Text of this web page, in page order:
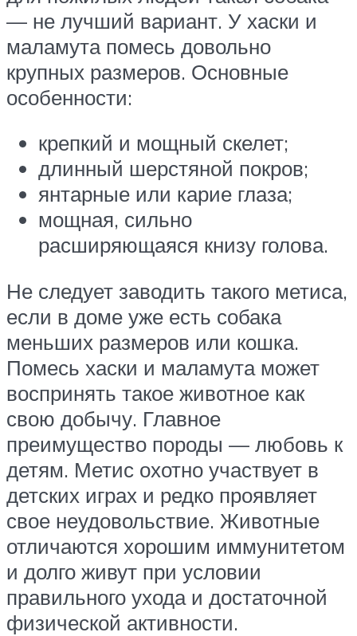
— не лучший вариант. У хаски и
маламута помесь довольно
крупных размеров. Основные
особенности:
крепкий и мощный скелет;
длинный шерстяной покров;
янтарные или карие глаза;
мощная, сильно
расширяющаяся книзу голова.
Не следует заводить такого метиса,
если в доме уже есть собака
меньших размеров или кошка.
Помесь хаски и маламута может
воспринять такое животное как
свою добычу. Главное
преимущество породы — любовь к
детям. Метис охотно участвует в
детских играх и редко проявляет
свое неудовольствие. Животные
отличаются хорошим иммунитетом
и долго живут при условии
правильного ухода и достаточной
физической активности.